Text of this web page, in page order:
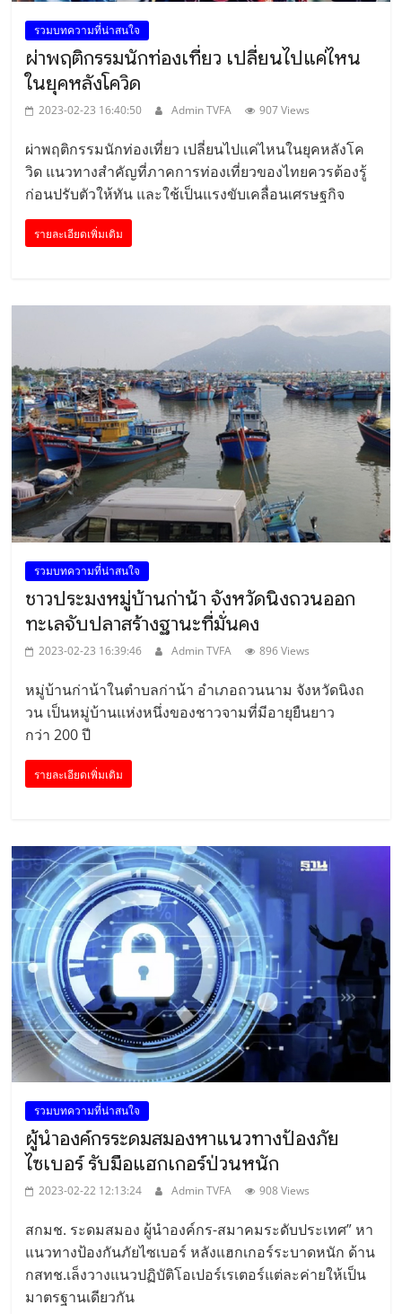
รวมบทความที่น่าสนใจ
ผ่าพฤติกรรมนักท่องเที่ยว เปลี่ยนไปแค่ไหน
ในยุคหลังโควิด
2023-02-23 16:40:50 Admin TVFA 907 Views
ผ่าพฤติกรรมนักท่องเที่ยว เปลี่ยนไปแค่ไหนในยุคหลังโค
วิด แนวทางสำคัญที่ภาคการท่องเที่ยวของไทยควรต้องรู้
ก่อนปรับตัวให้ทัน และใช้เป็นแรงขับเคลื่อนเศรษฐกิจ
รายละเอียดเพิ่มเติม
รวมบทความที่น่าสนใจ
ชาวประมงหมู่บ้านก่าน้า จังหวัดนิงถวนออก
ทะเลจับปลาสร้างฐานะที่มั่นคง
2023-02-23 16:39:46 Admin TVFA 896 Views
หมู่บ้านก่าน้าในตำบลก่าน้า อำเภอถวนนาม จังหวัดนิงถ
วน เป็นหมู่บ้านแห่งหนึ่งของชาวจามที่มีอายุยืนยาว
กว่า 200 ปี
รายละเอียดเพิ่มเติม
รวมบทความที่น่าสนใจ
ผู้นำองค์กรระดมสมองหาแนวทางป้องภัย
ไซเบอร์ รับมือแฮกเกอร์ป่วนหนัก
2023-02-22 12:13:24 Admin TVFA 908 Views
สกมช. ระดมสมอง ผู้นำองค์กร-สมาคมระดับประเทศ” หา
แนวทางป้องกันภัยไซเบอร์ หลังแฮกเกอร์ระบาดหนัก ด้าน
กสทช.เล็งวางแนวปฏิบัติโอเปอร์เรเตอร์แต่ละค่ายให้เป็น
มาตรฐานเดียวกัน